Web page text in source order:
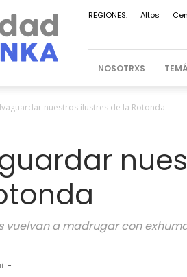
REGIONES: Altos
NOSOTRXS
nuestros ilustres de la Rotonda
vuelvan a madrugar con
-